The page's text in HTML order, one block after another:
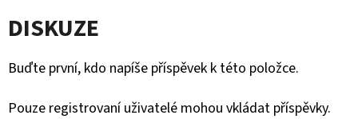
DISKUZE
Buďte první, kdo napíše příspěvek k této položce.
Pouze registrovaní uživatelé mohou vkládat příspěvky.